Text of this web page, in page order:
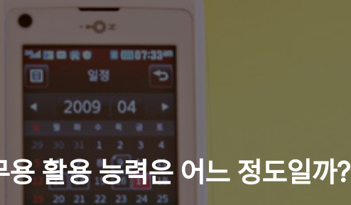
용 활용 능력은 어느 정도일까?